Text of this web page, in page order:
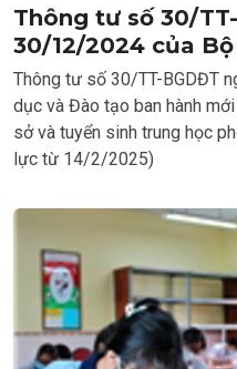
Thông tư số 30/
30/12/2024 của
Thông tư số 30/TT-BGDĐT
dục và Đào tạo ban hành
sở và tuyển sinh trung học
lực từ 14/2/2025)